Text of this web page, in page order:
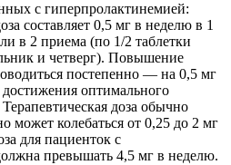
с гиперпролактинемией:
составляет 0,5 мг в неделю в 1
в 2 приема (по 1/2 таблетки
и четверг). Повышение
постепенно — на 0,5 мг
оптимального
доза обычно
может колебаться от 0,25 до 2 мг
для пациенток с
превышать 4,5 мг в неделю.